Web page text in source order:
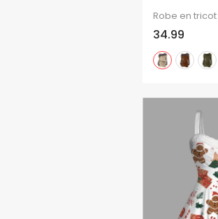
34.99